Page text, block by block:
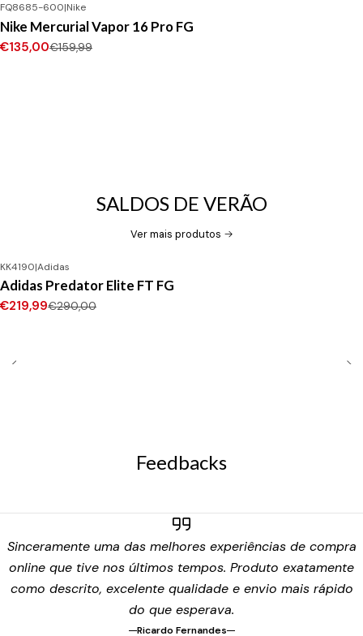
-16% DESCONTO
FQ8685-600|Nike
Nike Mercurial Vapor 16 Pro FG
€135,00€159,99
SALDOS DE VERÃO
Ver mais produtos
-24%DESCONTO
Novo
KK4190|Adidas
Adidas Predator Elite FT FG
€219,99€290,00
Feedbacks
Sinceramente uma das melhores experiências de compra
online que tive nos últimos tempos. Produto exatamente
como descrito, excelente qualidade e envio mais rápido
do que esperava.
Ricardo Fernandes